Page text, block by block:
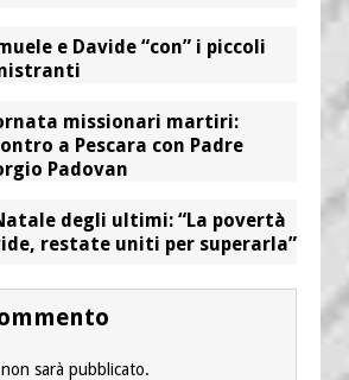
e Davide “con” i piccoli
missionari martiri:
a Pescara con Padre
Padovan
degli ultimi: “La povertà
restate uniti per superarla”
sarà pubblicato.